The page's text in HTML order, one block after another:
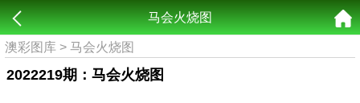
马会火烧图
澳彩图库 >马会火烧图
2022219期：马会火烧图